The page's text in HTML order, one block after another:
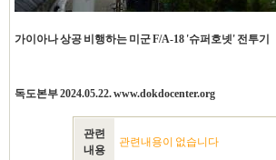
가이아나 상공 비행하는 미군 F/A-18 '슈퍼호넷' 전투기
독도본부 2024.05.22. www.dokdocenter.org
관련
내용
관련내용이 없습니다